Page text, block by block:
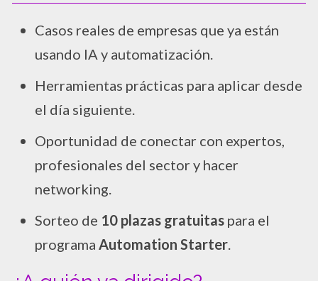
Casos reales de empresas que ya están
usando IA y automatización.
Herramientas prácticas para aplicar desde
el día siguiente.
Oportunidad de conectar con expertos,
profesionales del sector y hacer
networking.
Sorteo de 10 plazas gratuitas para el
programa Automation Starter